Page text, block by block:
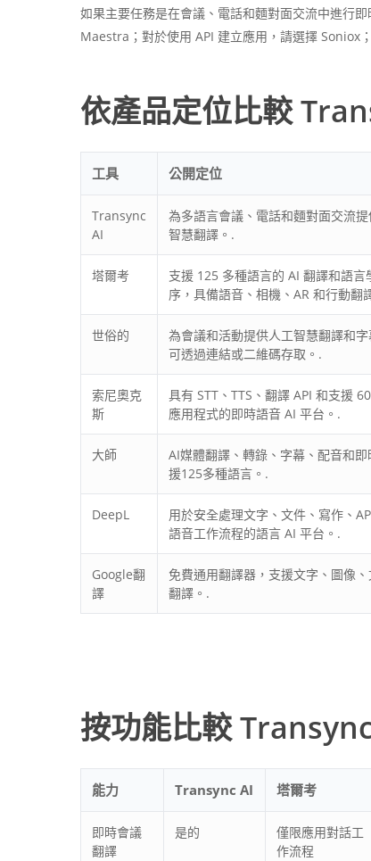
如果主要任務是在會議、電話和麵對面交流中進行
Maestra；對於使用 API 建立應用，請選擇 Soniox
依產品定位比較
工具 公開定位
Transync
AI
為多語言會議、電話和麵對面交流
智慧翻譯。.
塔爾考
支援 125 多種語言的 AI 翻譯和語言
序，具備語音、相機、AR 和行動翻
世俗的
為會議和活動提供人工智慧翻譯和
可透過連結或二維碼存取。.
索尼奧克
斯
具有 STT、TTS、翻譯 API 和支援
應用程式的即時語音 AI 平台。.
大師
AI媒體翻譯、轉錄、字幕、配音和即
援125多種語言。.
DeepL
用於安全處理文字、文件、寫作、
語音工作流程的語言 AI 平台。.
Google翻
譯
免費通用翻譯器，支援文字、圖像
翻譯。.
按功能比較
能力 Transync AI 塔爾考
即時會議
翻譯
是的
僅限應用對話工
作流程